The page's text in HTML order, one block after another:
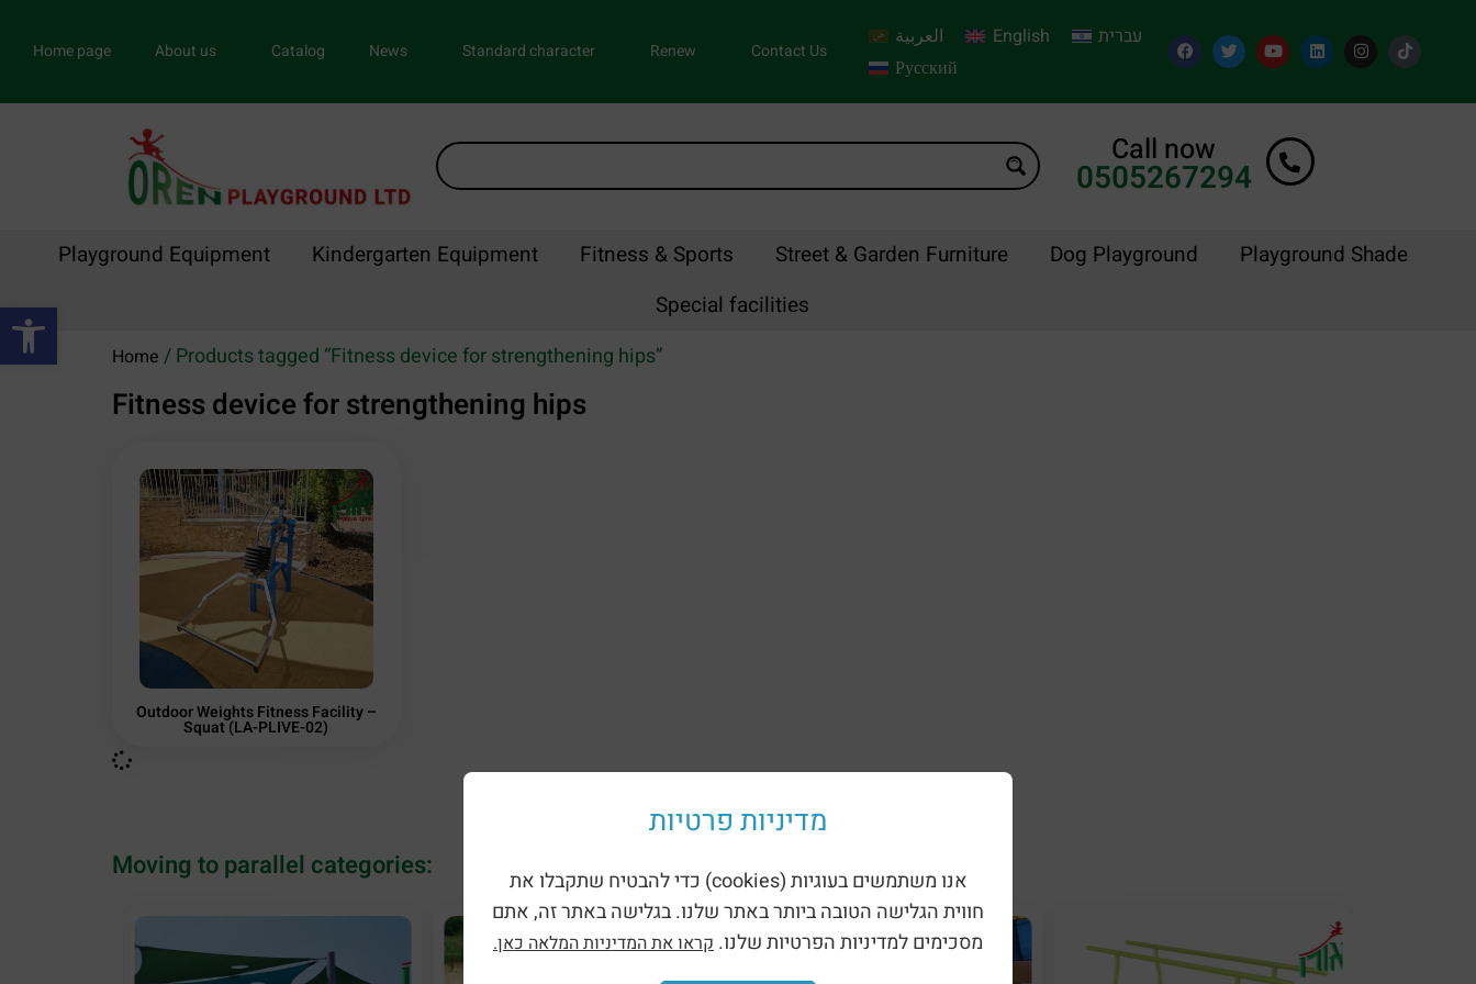
Open toolbar
Home page About us Catalog News Standard character Renew Contact Us
العربية English
עברית
Русский
Call now
0505267294
Playground Equipment Kindergarten Equipment Fitness & Sports Street & Garden Furniture Dog Playground
Playground Shade
Special facilities
Home / Products tagged “Fitness device for strengthening hips”
Fitness device for strengthening hips
Outdoor Weights Fitness Facility –
Squat (LA-PLIVE-02)
Moving to parallel categories:
מדיניות פרטיות
אנו משתמשים בעוגיות (cookies) כדי להבטיח שתקבלו את
חווית הגלישה הטובה ביותר באתר שלנו. בגלישה באתר זה, אתם
מסכימים למדיניות הפרטיות שלנו. קראו את המדיניות המלאה כאן.